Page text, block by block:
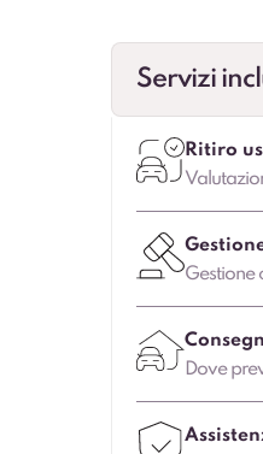
Servizi
Ritiro
Gestione
Dove